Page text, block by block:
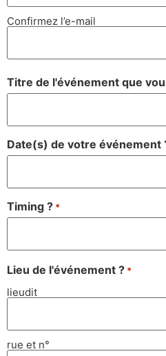
Confirmez l’e-mail
Titre de l'événement que
Date(s) de votre événement
Timing ? *
Lieu de l'événement ? *
lieudit
rue et n°